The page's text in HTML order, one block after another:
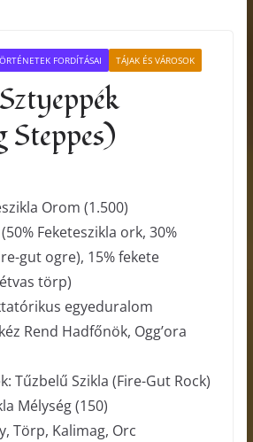
FORDÍTÁSAI TÁJAK ÉS VÁROSOK
Orom (1.500)
Feketeszikla ork, 30%
gut ogre), 15% fekete
törp)
egyeduralom
Rend Hadfőnök, Ogg’ora
Tűzbelű Szikla (Fire-Gut Rock)
Mélység (150)
Törp, Kalimag, Orc